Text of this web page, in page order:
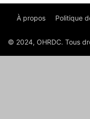
À propos Politique
© 2024, OHRDC. Tous